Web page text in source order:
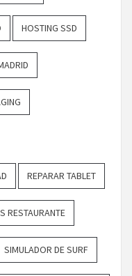
HOSTING SSD
REPARAR TABLET
RESTAURANTE
SIMULADOR DE SURF